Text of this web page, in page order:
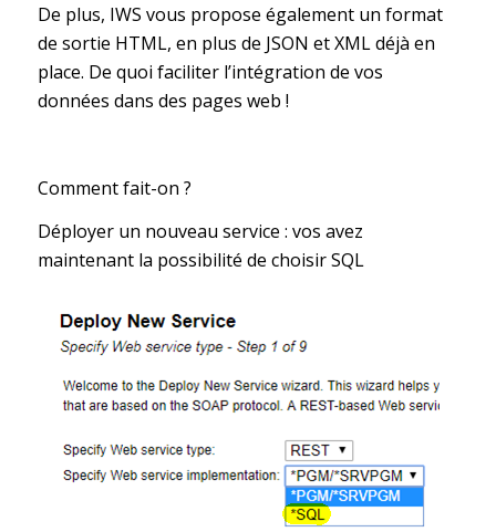
De plus, IWS vous propose également un format
de sortie HTML, en plus de JSON et XML déjà en
place. De quoi faciliter l’intégration de vos
données dans des pages web !
Comment fait-on ?
Déployer un nouveau service : vos avez
maintenant la possibilité de choisir SQL